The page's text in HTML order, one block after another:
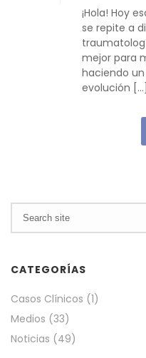
¡Hola! Hoy
se repite a
mejor para
haciendo
evolución [...]
CATEGORÍAS
Casos Clínicos (1)
Medios (33)
Noticias (49)